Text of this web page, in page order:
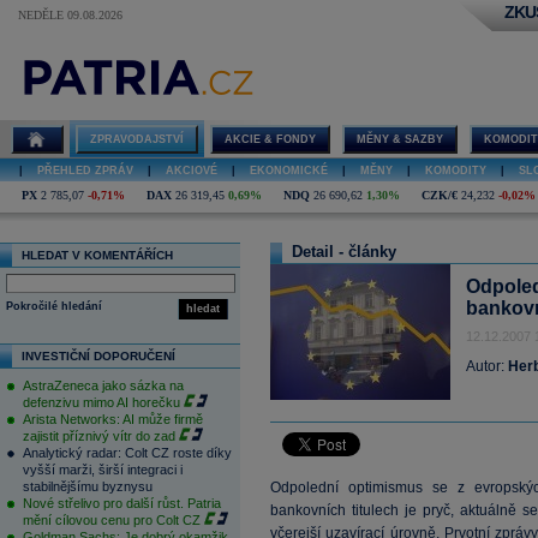
NEDĚLE 09.08.2026
ZPRAVODAJSTVÍ AKCIE & FONDY MĚNY & SAZBY
PŘEHLED ZPRÁV AKCIOVÉ EKONOMICKÉ MĚNY KOMODITY
PX 2 785,07 -0,71% DAX 26 319,45 0,69% NDQ 26 690,62 1,30% CZK/€ 24,232 -0,02%
HLEDAT V KOMENTÁŘÍCH
hledat
Pokročilé hledání
INVESTIČNÍ DOPORUČENÍ
AstraZeneca jako sázka na
defenzivu mimo AI horečku
Arista Networks: AI může firmě
zajistit příznivý vítr do zad
Analytický radar: Colt CZ roste díky
vyšší marži, širší integraci i
stabilnějšímu byznysu
Nové střelivo pro další růst. Patria
mění cílovou cenu pro Colt CZ
Detail - články
12.12.2007
Autor:
Odpolední optimismus se z
bankovních titulech je pryč, aktuálně
včerejší uzavírací úrovně. Prvotní